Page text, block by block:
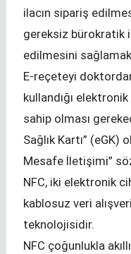
ilacın sipariş
gereksiz bürokratik
edilmesini
E-reçeteyi
kullandığı
sahip olması
Sağlık Kartı” (eGK)
Mesafe İletişimi”
NFC, iki elektronik
kablosuz veri
teknolojisidir.
NFC çoğunlukla